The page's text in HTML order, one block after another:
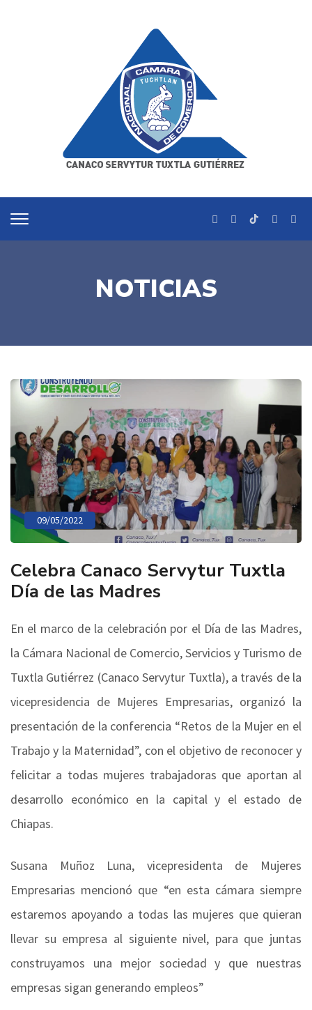
NOTICIAS
09/05/2022
Celebra Canaco Servytur Tuxtla
Día de las Madres
En el marco de la celebración por el Día de las Madres,
la Cámara Nacional de Comercio, Servicios y Turismo de
Tuxtla Gutiérrez (Canaco Servytur Tuxtla), a través de la
vicepresidencia de Mujeres Empresarias, organizó la
presentación de la conferencia “Retos de la Mujer en el
Trabajo y la Maternidad”, con el objetivo de reconocer y
felicitar a todas mujeres trabajadoras que aportan al
desarrollo económico en la capital y el estado de
Chiapas.
Susana Muñoz Luna, vicepresidenta de Mujeres
Empresarias mencionó que “en esta cámara siempre
estaremos apoyando a todas las mujeres que quieran
llevar su empresa al siguiente nivel, para que juntas
construyamos una mejor sociedad y que nuestras
empresas sigan generando empleos”